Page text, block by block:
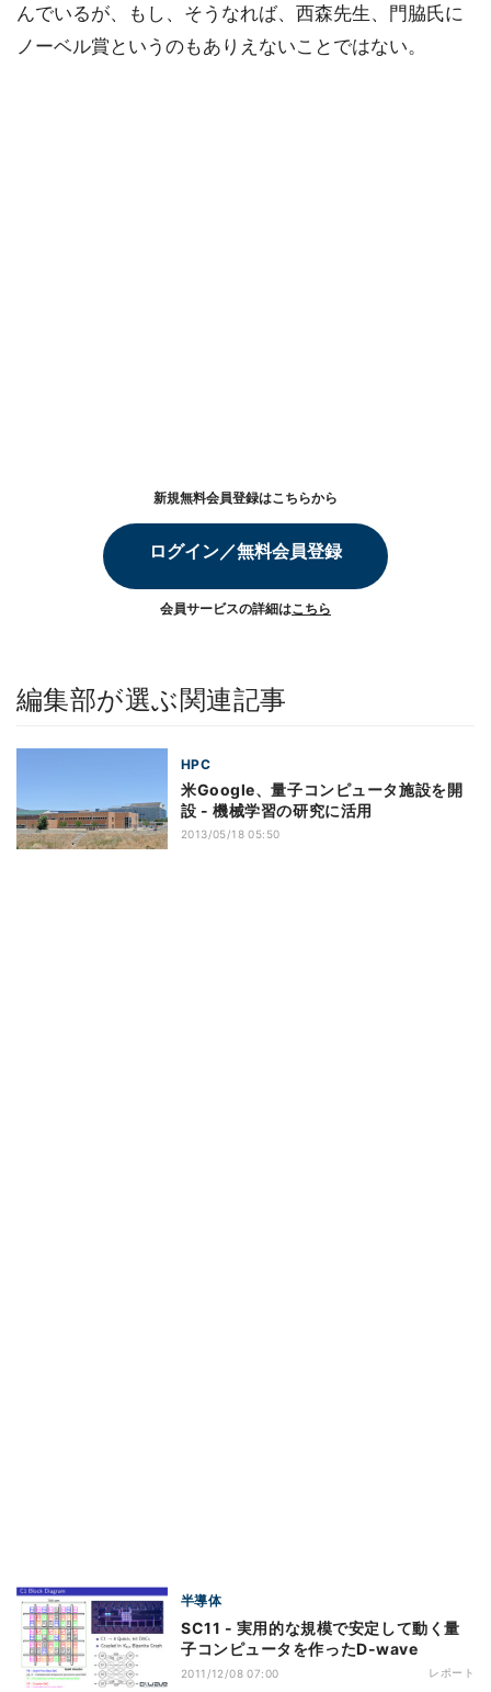
んでいるが、もし、そうなれば、西森先生、門脇氏に
ノーベル賞というのもありえないことではない。
新規無料会員登録はこちらから
ログイン／無料会員登録
会員サービスの詳細はこちら
編集部が選ぶ関連記事
HPC
米Google、量子コンピュータ施設を開
設 - 機械学習の研究に活用
2013/05/18 05:50
半導体
SC11 - 実用的な規模で安定して動く量
子コンピュータを作ったD-wave
2011/12/08 07:00 レポート